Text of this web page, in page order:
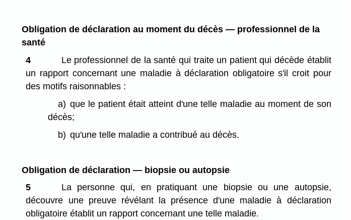
Obligation de déclaration au moment du décès — professionnel de la
santé
4
Le professionnel de la santé qui traite un patient qui décède établit
un rapport concernant une maladie à déclaration obligatoire s'il croit pour
des motifs raisonnables :
a) que le patient était atteint d'une telle maladie au moment de son
décès;
b) qu'une telle maladie a contribué au décès.
Obligation de déclaration — biopsie ou autopsie
5
La personne qui, en pratiquant une biopsie ou une autopsie,
découvre une preuve révélant la présence d'une maladie à déclaration
obligatoire établit un rapport concernant une telle maladie.